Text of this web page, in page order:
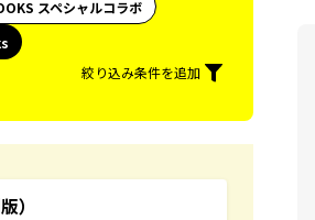
スペシャルコラボ
絞り込み条件を追加
）